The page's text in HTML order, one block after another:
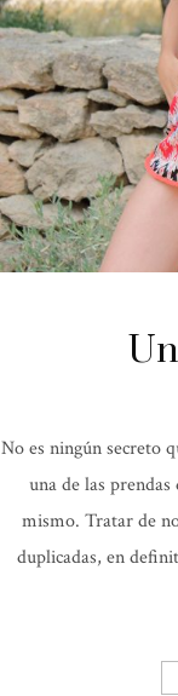
No es ningún secreto
una de las
mismo. Tratar de
duplicadas, en